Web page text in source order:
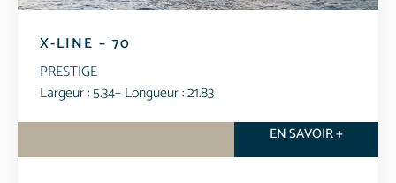
X-LINE – 70
PRESTIGE
Largeur : 5.34– Longueur : 21.83
EN SAVOIR +